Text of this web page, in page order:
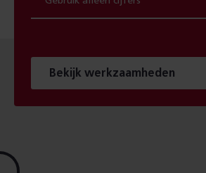
Bekijk werkzaamheden